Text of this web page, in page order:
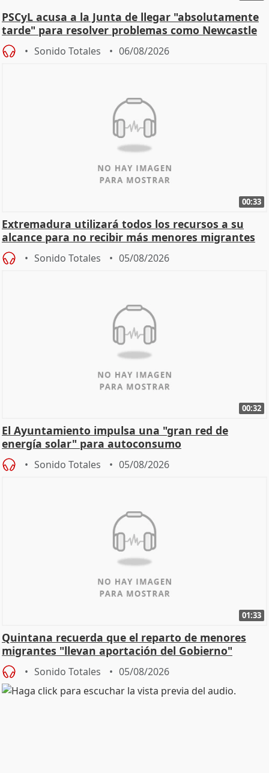
PSCyL acusa a la Junta de llegar "absolutamente
tarde" para resolver problemas como Newcastle
Sonido Totales 06/08/2026
00:33
Extremadura utilizará todos los recursos a su
alcance para no recibir más menores migrantes
Sonido Totales 05/08/2026
00:32
El Ayuntamiento impulsa una "gran red de
energía solar" para autoconsumo
Sonido Totales 05/08/2026
01:33
Quintana recuerda que el reparto de menores
migrantes "llevan aportación del Gobierno"
central
Sonido Totales 05/08/2026